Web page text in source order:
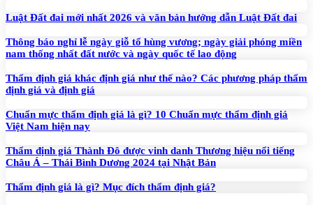
Luật Đất đai mới nhất 2026 và văn bản hướng dẫn Luật Đất đai
Thông báo nghỉ lễ ngày giỗ tổ hùng vương; ngày giải phóng miền
nam thống nhất đất nước và ngày quốc tế lao động
Thẩm định giá khác định giá như thế nào? Các phương pháp thẩm
định giá và định giá
Chuẩn mực thẩm định giá là gì? 10 Chuẩn mực thẩm định giá
Việt Nam hiện nay
Thẩm định giá Thành Đô được vinh danh Thương hiệu nổi tiếng
Châu Á – Thái Bình Dương 2024 tại Nhật Bản
Thẩm định giá là gì? Mục đích thẩm định giá?